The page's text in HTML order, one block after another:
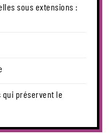
sous extensions :
qui préservent le